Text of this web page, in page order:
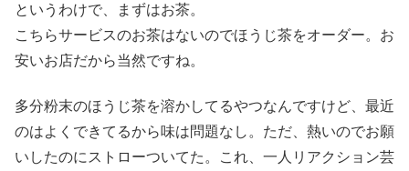
というわけで、まずはお茶。
こちらサービスのお茶はないのでほうじ茶をオーダー。お
安いお店だから当然ですね。
多分粉末のほうじ茶を溶かしてるやつなんですけど、最近
のはよくできてるから味は問題なし。ただ、熱いのでお願
いしたのにストローついてた。これ、一人リアクション芸